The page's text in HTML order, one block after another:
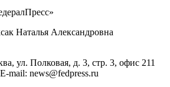
Наталья Александровна
ул. Полковая, д. 3, стр. 3, офис 211
mail: news@fedpress.ru